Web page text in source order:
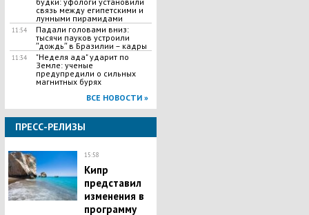
связь между египетскими и
лунными пирамидами
11:54
Падали головами вниз:
тысячи пауков устроили
ʺдождьʺ в Бразилии – кадры
11:34
"Неделя ада" ударит по
Земле: ученые
предупредили о сильных
магнитных бурях
ВСЕ НОВОСТИ »
ПРЕСС-РЕЛИЗЫ
15:58
Кипр
представил
изменения в
программу